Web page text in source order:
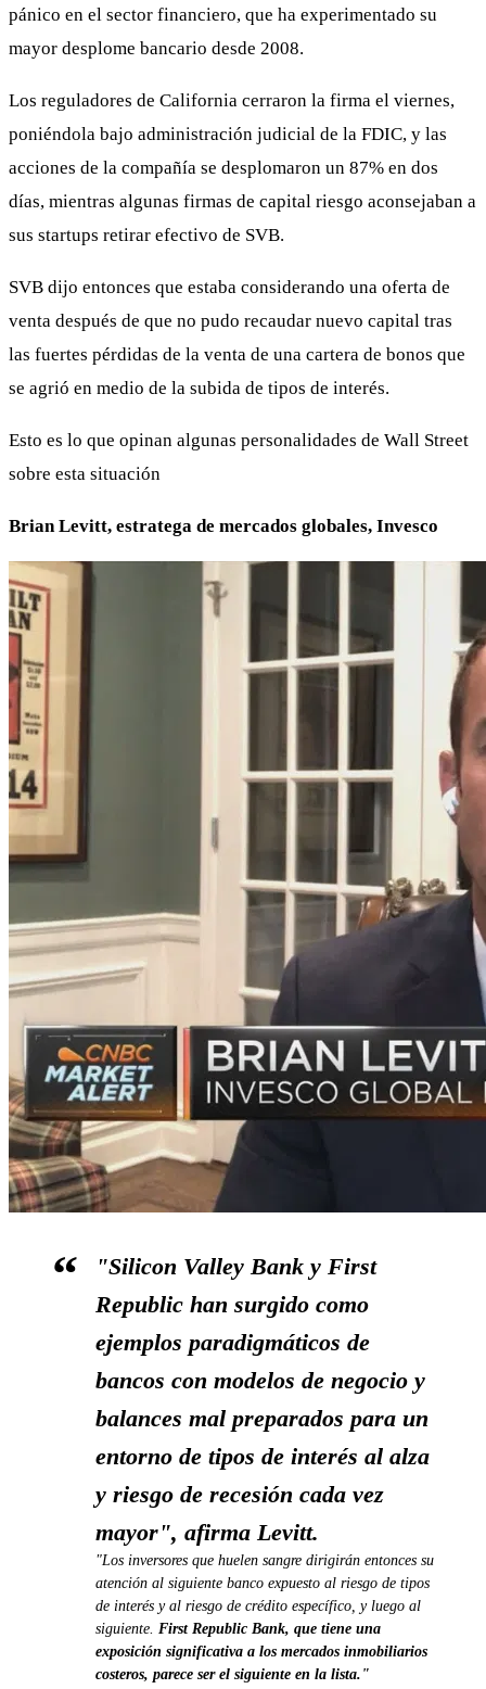
pánico en el sector financiero, que ha experimentado su
mayor desplome bancario desde 2008.
Los reguladores de California cerraron la firma el viernes,
poniéndola bajo administración judicial de la FDIC, y las
acciones de la compañía se desplomaron un 87% en dos
días, mientras algunas firmas de capital riesgo aconsejaban a
sus startups retirar efectivo de SVB.
SVB dijo entonces que estaba considerando una oferta de
venta después de que no pudo recaudar nuevo capital tras
las fuertes pérdidas de la venta de una cartera de bonos que
se agrió en medio de la subida de tipos de interés.
Esto es lo que opinan algunas personalidades de Wall Street
sobre esta situación
Brian Levitt, estratega de mercados globales, Invesco
"Silicon Valley Bank y First
Republic han surgido como
ejemplos paradigmáticos de
bancos con modelos de negocio y
balances mal preparados para un
entorno de tipos de interés al alza
y riesgo de recesión cada vez
mayor", afirma Levitt.
"Los inversores que huelen sangre dirigirán entonces su
atención al siguiente banco expuesto al riesgo de tipos
de interés y al riesgo de crédito específico, y luego al
siguiente. First Republic Bank, que tiene una
exposición significativa a los mercados inmobiliarios
costeros, parece ser el siguiente en la lista."